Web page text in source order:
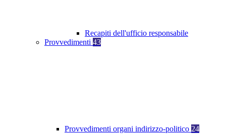
Recapiti dell'ufficio responsabile
Provvedimenti 43
Provvedimenti organi indirizzo-politico 24